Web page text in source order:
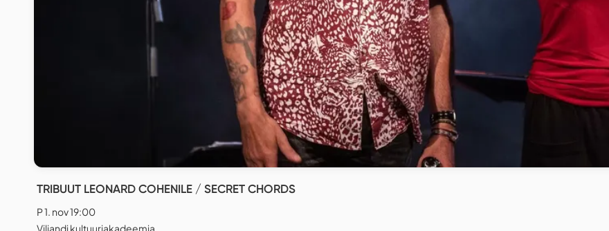
TRIBUUT LEONARD COHENILE / SECRET CHORDS
P 1. nov 19:00
Viljandi kultuuriakadeemia